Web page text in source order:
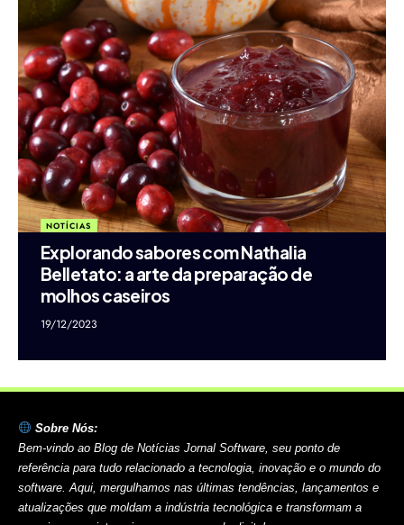
NOTÍCIAS
Explorando sabores com Nathalia
Belletato: a arte da preparação de
molhos caseiros
19/12/2023
Sobre Nós:
Bem-vindo ao Blog de Notícias Jornal Software, seu ponto de
referência para tudo relacionado a tecnologia, inovação e o mundo do
software. Aqui, mergulhamos nas últimas tendências, lançamentos e
atualizações que moldam a indústria tecnológica e transformam a